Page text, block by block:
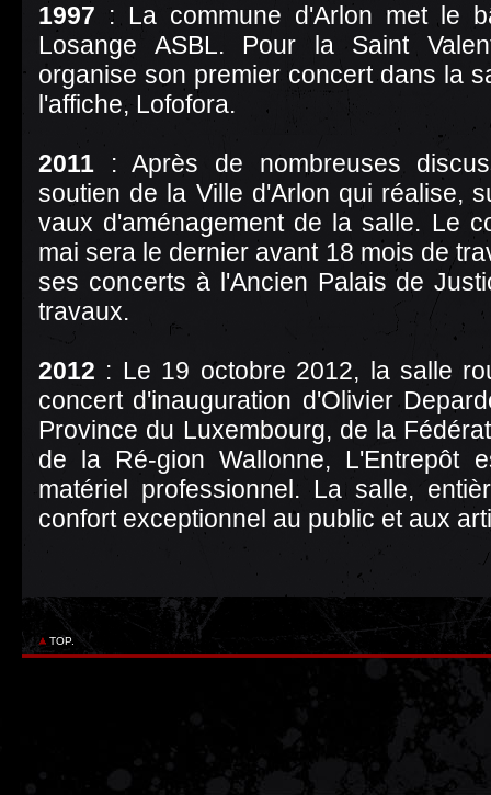
1997 : La commune d'Arlon met le
Losange ASBL. Pour la Saint
organise son premier concert dans la
l'affiche, Lofofora.
2011 : Après de nombreuses
soutien de la Ville d'Arlon qui réalise,
vaux d'aménagement de la salle. Le
mai sera le dernier avant 18 mois de
ses concerts à l'Ancien Palais de
travaux.
2012 : Le 19 octobre 2012, la salle
concert d'inauguration d'Olivier
Province du Luxembourg, de la
de la Ré-gion Wallonne, L'Entrepôt
matériel professionnel. La salle,
confort exceptionnel au public et aux
TOP.